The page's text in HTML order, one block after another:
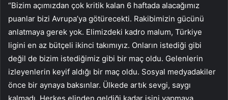
“Bizim açımızdan çok kritik kalan 6 haftada alacağımız
puanlar bizi Avrupa’ya götürecekti. Rakibimizin gücünü
anlatmaya gerek yok. Elimizdeki kadro malum, Türkiye
ligini en az bütçeli ikinci takımıyız. Onların istediği gibi
değil de bizim istediğimiz gibi bir maç oldu. Gelenlerin
izleyenlerin keyif aldığı bir maç oldu. Sosyal medyadakiler
önce bir aynaya baksınlar. Ülkede artık sevgi, saygı